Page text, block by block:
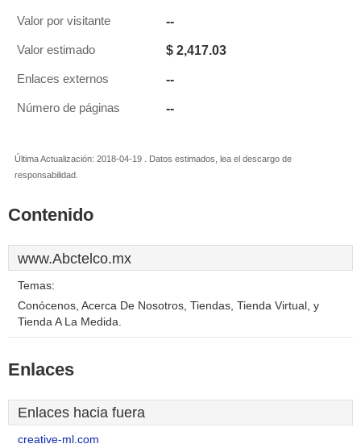
Valor por visitante --
Valor estimado $ 2,417.03
Enlaces externos --
Número de páginas --
Última Actualización: 2018-04-19 . Datos estimados, lea el descargo de
responsabilidad.
Contenido
www.Abctelco.mx
Temas:
Conócenos, Acerca De Nosotros, Tiendas, Tienda Virtual, y
Tienda A La Medida.
Enlaces
Enlaces hacia fuera
creative-ml.com